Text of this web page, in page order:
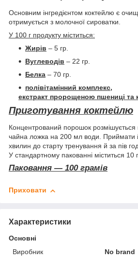
Основним інгредієнтом коктейлю є
отримується з молочної сироватки.
У 100 г продукту міститься:
Жирів – 5 гр.
Вуглеводів – 22 гр.
Белка – 70 гр.
полівітамінний комплекс,
екстракт пророщеною пшениці та
Приготування коктейлю
Концентрований порошок розмішується
чайна ложка на 200 мл води. Приймати
хвилин до старту тренування й за пів
У стандартному пакованні міститься 10
Паковання — 100 грамів
Приховати
Характеристики
Основні
Виробник
No brand